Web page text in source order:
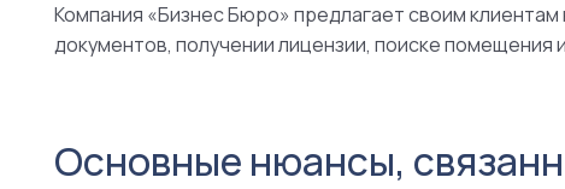
Компания «Бизнес Бюро» предлагает своим
документов, получении лицензии, поиске помещения
Основные нюансы,